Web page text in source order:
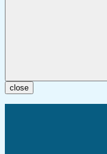
close